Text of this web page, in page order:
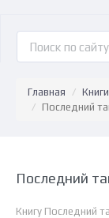
Главная Книги
Последний
Последний
Книгу Последний